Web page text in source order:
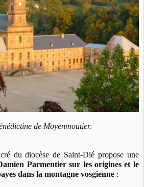
de Moyenmoutier.
du diocèse de Saint-Dié propose une
Parmentier sur les origines et le
dans la montagne vosgienne :